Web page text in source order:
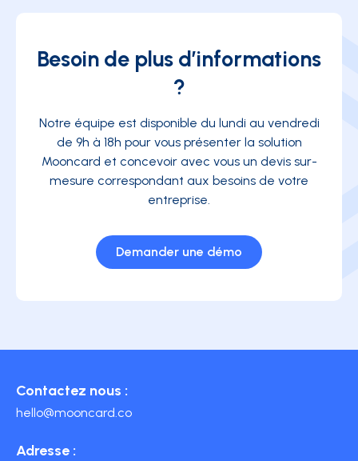
Besoin de plus d’informations
?
Notre équipe est disponible du lundi au vendredi
de 9h à 18h pour vous présenter la solution
Mooncard et concevoir avec vous un devis sur-
mesure correspondant aux besoins de votre
entreprise.
Demander une démo
Contactez nous :
hello@mooncard.co
Adresse :